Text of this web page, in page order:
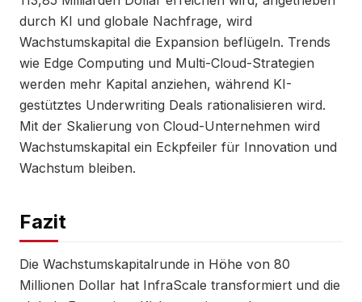
durch KI und globale Nachfrage, wird
Wachstumskapital die Expansion beflügeln. Trends
wie Edge Computing und Multi-Cloud-Strategien
werden mehr Kapital anziehen, während KI-
gestütztes Underwriting Deals rationalisieren wird.
Mit der Skalierung von Cloud-Unternehmen wird
Wachstumskapital ein Eckpfeiler für Innovation und
Wachstum bleiben.
Fazit
Die Wachstumskapitalrunde in Höhe von 80
Millionen Dollar hat InfraScale transformiert und die